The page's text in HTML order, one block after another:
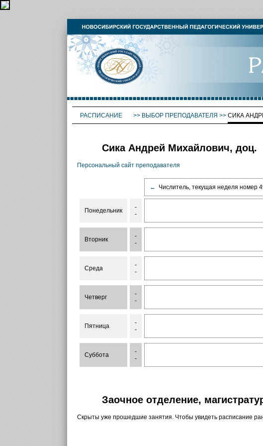
РАСПИСАНИЕ >> ВЫБОР ПРЕПОДАВАТЕЛЯ >> СИКА
Сика Андрей Михайлович, доц.
Персональный сайт преподавателя
← Числитель, текущая неделя номер
Понедельник
-
-
Вторник
-
-
Среда
-
-
Четверг
-
-
Пятница
-
-
Суббота
-
-
Заочное отделение,
Скрыты уже прошедшие занятия. Чтобы увидеть расписание